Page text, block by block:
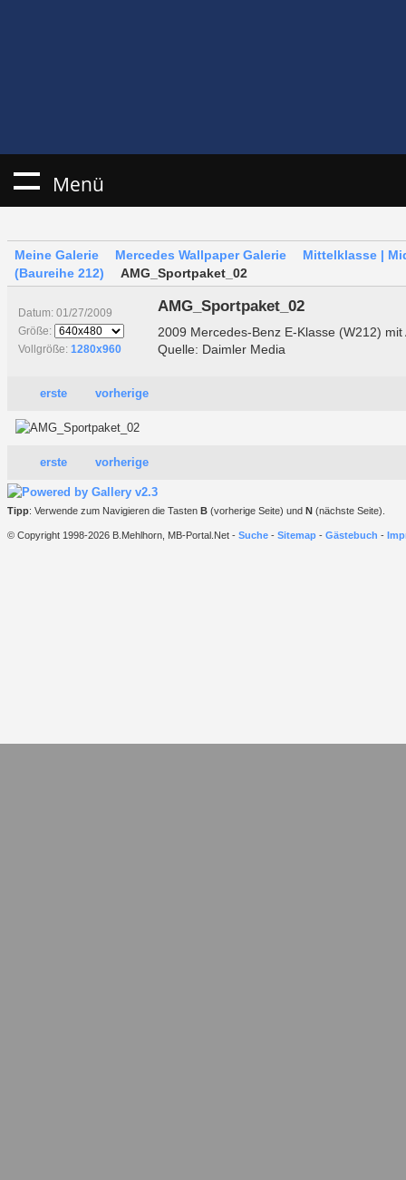
Menü
Meine Galerie Mercedes Wallpaper Galerie
Mittelklasse |
(Baureihe 212)
AMG_Sportpaket_02
Datum: 01/27/2009
Größe:
Vollgröße: 1280x960
AMG_Sportpaket_02
2009 Mercedes-Benz E-Klasse (W212)
Quelle: Daimler Media
erste vorherige
erste vorherige
Tipp: Verwende zum Navigieren die Tasten B (vorherige Seite) und N (nächste Seite).
© Copyright 1998-2026 B.Mehlhorn, MB-Portal.Net - Suche - Sitemap - Gästebuch -